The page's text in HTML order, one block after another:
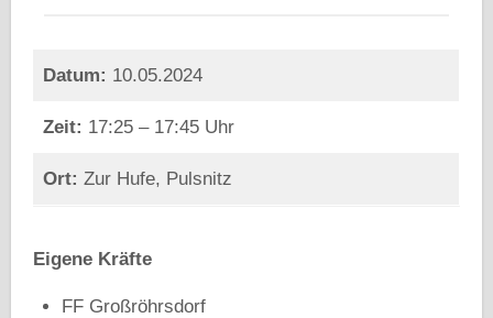
Datum: 10.05.2024
Zeit: 17:25 – 17:45 Uhr
Ort: Zur Hufe, Pulsnitz
Eigene Kräfte
FF Großröhrsdorf